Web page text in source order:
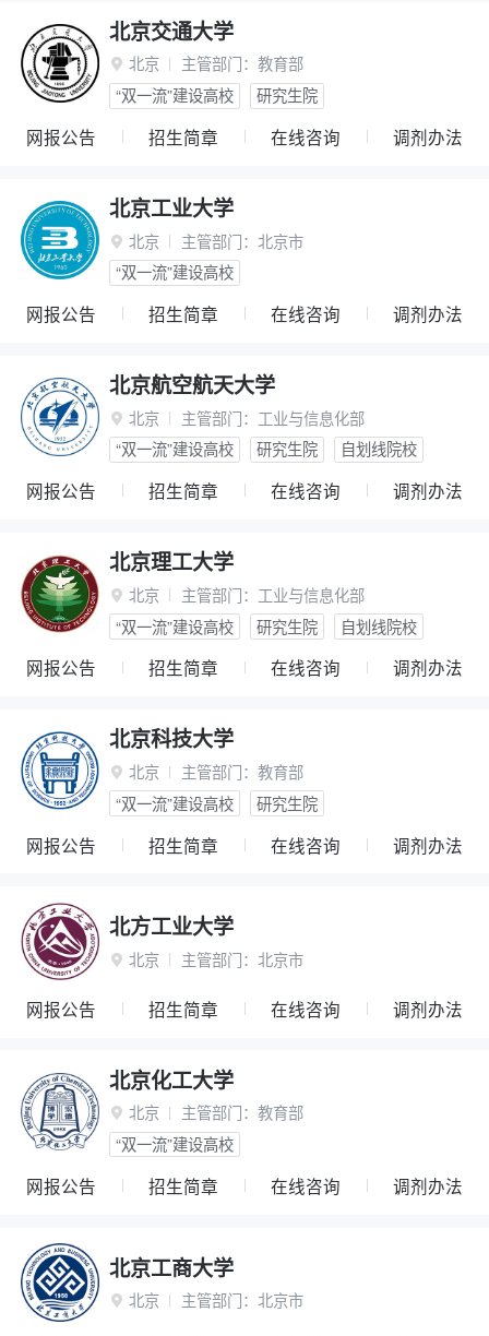
北京交通大学
 北京 主管部门： 教育部
“双一流”建设高校
研究生院
网报公告 招生简章 在线咨询 调剂办法
北京工业大学
 北京 主管部门： 北京市
“双一流”建设高校
网报公告 招生简章 在线咨询 调剂办法
北京航空航天大学
 北京 主管部门： 工业与信息化部
“双一流”建设高校
研究生院 自划线院校
网报公告 招生简章 在线咨询 调剂办法
北京理工大学
 北京 主管部门： 工业与信息化部
“双一流”建设高校
研究生院 自划线院校
网报公告 招生简章 在线咨询 调剂办法
北京科技大学
 北京 主管部门： 教育部
“双一流”建设高校
研究生院
网报公告 招生简章 在线咨询 调剂办法
北方工业大学
 北京 主管部门： 北京市
网报公告 招生简章 在线咨询 调剂办法
北京化工大学
 北京 主管部门： 教育部
“双一流”建设高校
网报公告 招生简章 在线咨询 调剂办法
北京工商大学
 北京 主管部门： 北京市